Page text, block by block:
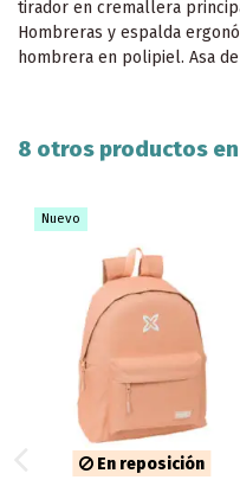
tirador en cremallera
Hombreras y espalda
hombrera en polipiel. Asa
8 otros productos
Nuevo
En reposición